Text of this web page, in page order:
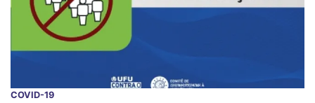
COVID-19